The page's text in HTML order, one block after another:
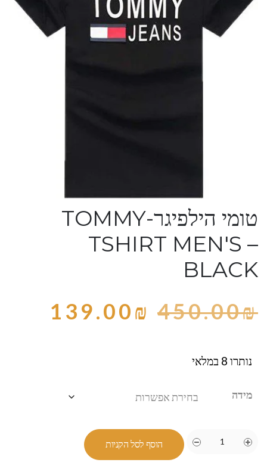
טומי הילפיגר-TOMMY
TSHIRT MEN'S –
BLACK
450.00₪
139.00₪
נותרו 8 במלאי
מידה
הוסף לסל הקניות